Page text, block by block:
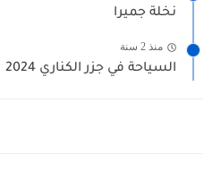
نخلة جميرا
منذ 2 سنة
السياحة في جزر الكناري 2024